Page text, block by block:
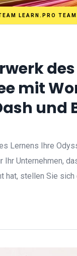
LEARN.PRO TEAM
mit
und
Lernens Ihre
Ihr Unternehmen,
hat, stellen Sie